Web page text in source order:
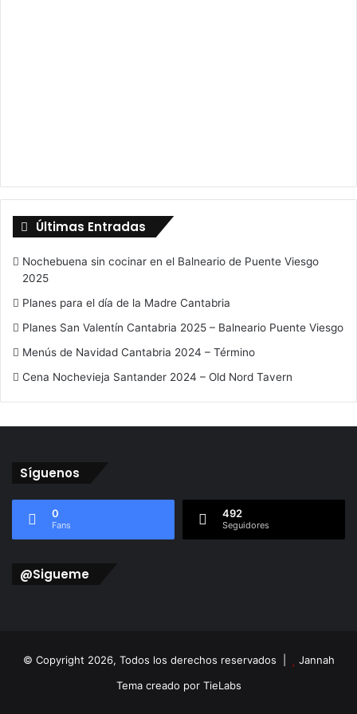
Últimas Entradas
Nochebuena sin cocinar en el Balneario de Puente Viesgo
2025
Planes para el día de la Madre Cantabria
Planes San Valentín Cantabria 2025 – Balneario Puente Viesgo
Menús de Navidad Cantabria 2024 – Término
Cena Nochevieja Santander 2024 – Old Nord Tavern
Síguenos
0
Fans
492
Seguidores
@Sigueme
© Copyright 2026, Todos los derechos reservados |
Jannah
Tema creado por TieLabs